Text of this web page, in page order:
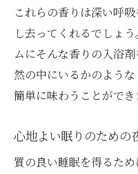
これらの香りは深い呼
し去ってくれるでしょ
ムにそんな香りの入浴
然の中にいるかのよう
簡単に味わうことができ
心地よい眠りのための
質の良い睡眠を得るた